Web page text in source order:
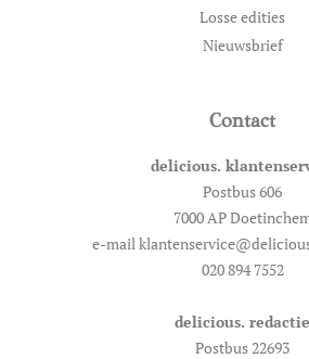
Losse edities
Nieuwsbrief
Contact
delicious.
Postbus 606
7000 AP
e-mail
020 894 7552
delicious. redactie
Postbus 22693